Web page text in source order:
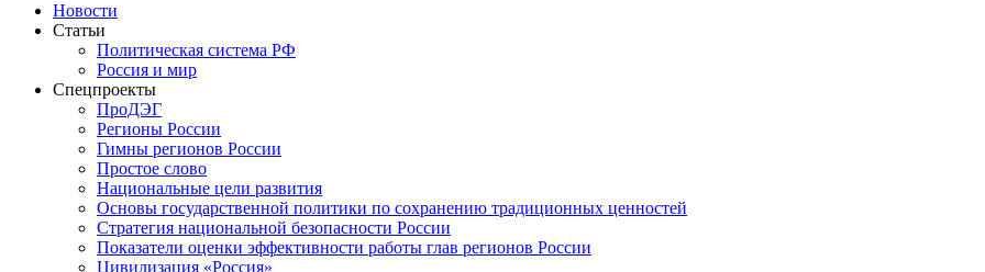
Новости
Статьи
Политическая система РФ
Россия и мир
Спецпроекты
ПроДЭГ
Регионы России
Гимны регионов России
Простое слово
Национальные цели развития
Основы государственной политики по сохранению традиционных ценностей
Стратегия национальной безопасности России
Показатели оценки эффективности работы глав регионов России
Цивилизация «Россия»